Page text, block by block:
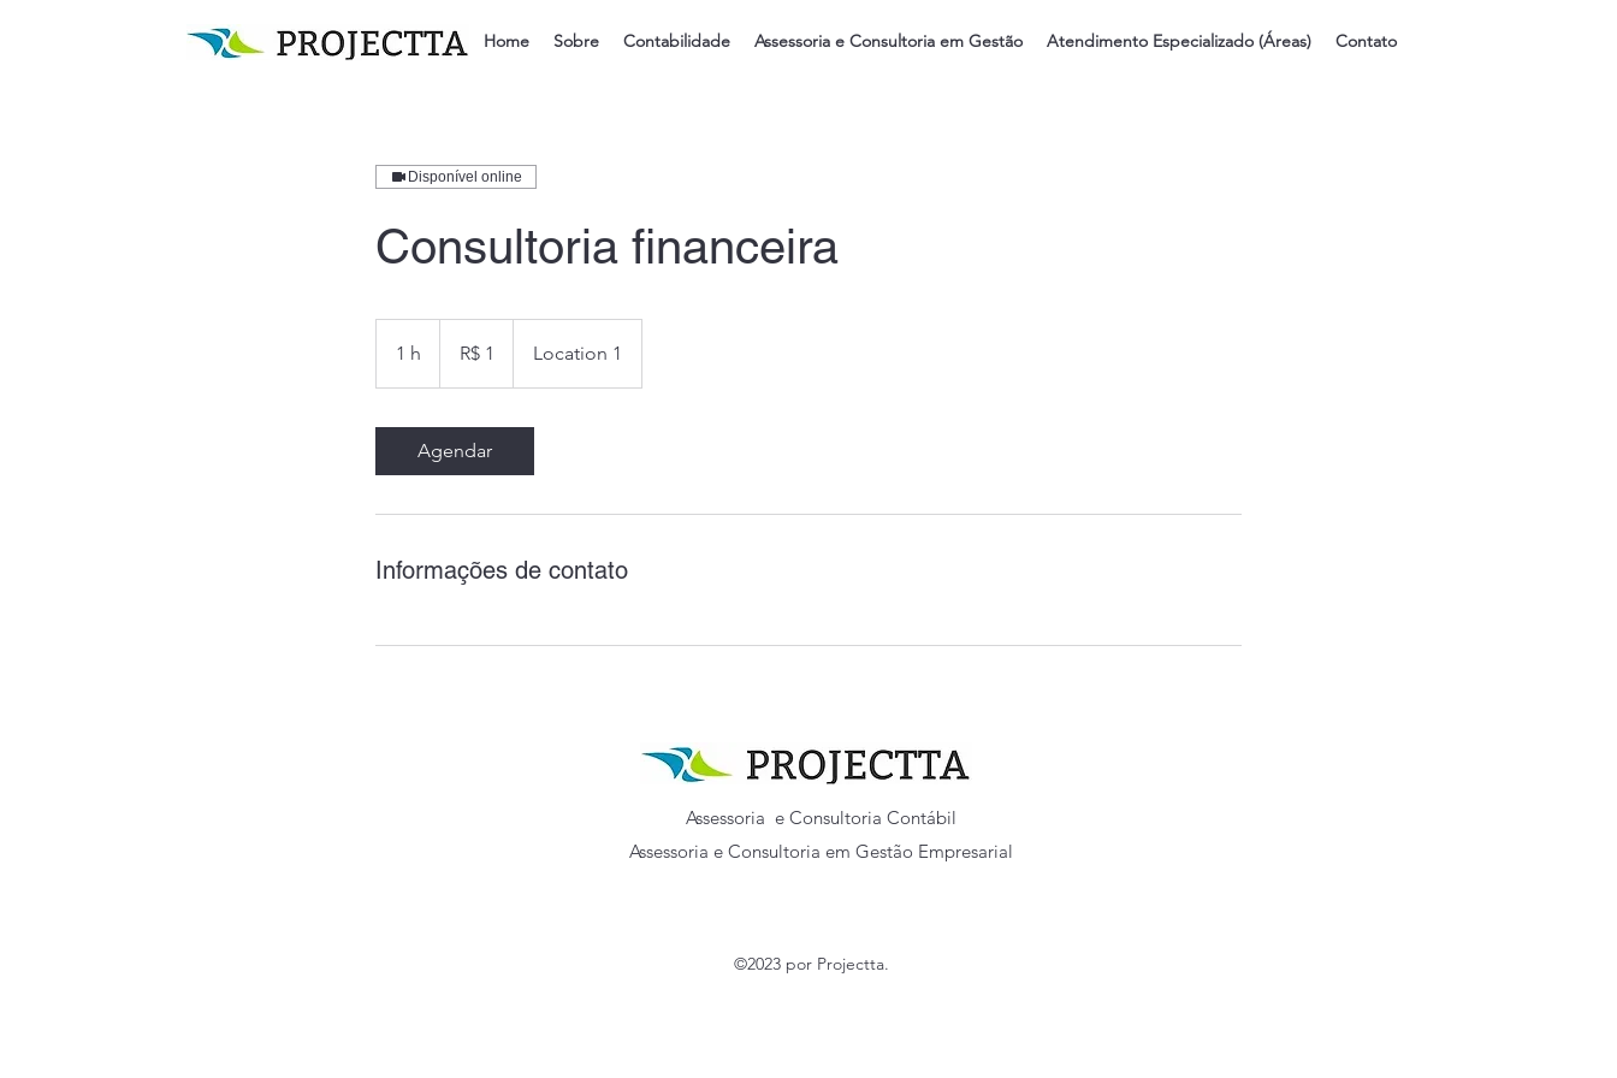
Home Sobre Contabilidade Assessoria e Consultoria em Gestão Atendimento Especializado (Áreas) Contato
Disponível online
Consultoria financeira
1 h
brasileiro
R$ 1 Location 1
Agendar
Informações de contato
Assessoria e Consultoria Contábil
Assessoria e Consultoria em Gestão Empresarial
©2023 por Projectta.